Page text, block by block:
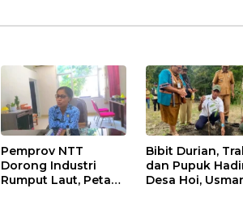
Pemprov NTT
Dorong Industri
Rumput Laut, Petani
Bibit Durian,
dan Pupuk
Desa Hoi,